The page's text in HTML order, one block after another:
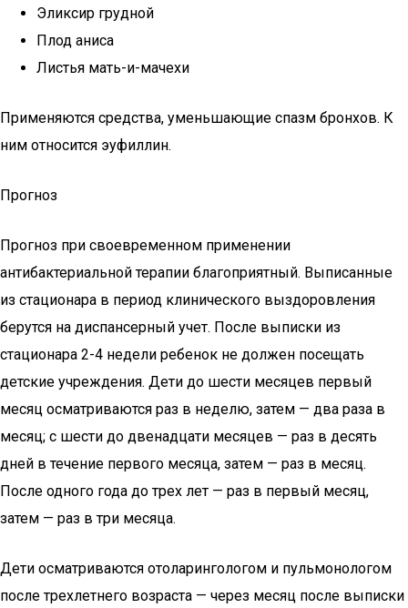
Эликсир грудной
Плод аниса
Листья мать-и-мачехи
Применяются средства, уменьшающие спазм бронхов. К
ним относится эуфиллин.
Прогноз
Прогноз при своевременном применении
антибактериальной терапии благоприятный. Выписанные
из стационара в период клинического выздоровления
берутся на диспансерный учет. После выписки из
стационара 2-4 недели ребенок не должен посещать
детские учреждения. Дети до шести месяцев первый
месяц осматриваются раз в неделю, затем — два раза в
месяц; с шести до двенадцати месяцев — раз в десять
дней в течение первого месяца, затем — раз в месяц.
После одного года до трех лет — раз в первый месяц,
затем — раз в три месяца.
Дети осматриваются отоларингологом и пульмонологом
после трехлетнего возраста — через месяц после выписки